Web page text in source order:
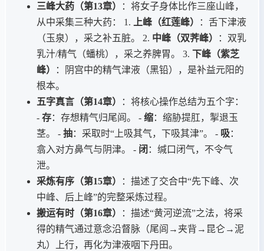
三峰大药（第13章）
：将女子身体比作三座山峰，
从中采集三种大药： 1.
上峰（红莲峰）
：舌下津液
（玉泉），采之补五脏。 2. 中峰（双荠峰）
：双乳
乳汁/精气（蟠桃），采之养脾胃。 3. 下峰（紫芝
峰）
：阴宫中的精气津液（黑铅），是补益元阳的
根本。
五字真言（第14章）
：将核心操作总结为五个字：
- 存：存想精气归尾闾。 - 缩：缩胁提肛，掣退玉
茎。 - 抽：采取时“上吸其气，下吸其津”。 - 吸：
翕入对方鼻气与阴津。 - 闭 ：缄口闭气，不令气
泄。
采炼有序（第15章）
：描述了交合中“先下峰、次
中峰、后上峰”的完整采炼过程。
搬运有时（第16章）
：描述“黄河逆流”之法，将采
得的精气通过意念沿督脉（尾闾→夹背→昆仑→泥
丸）上行，再化为津液咽下丹田。